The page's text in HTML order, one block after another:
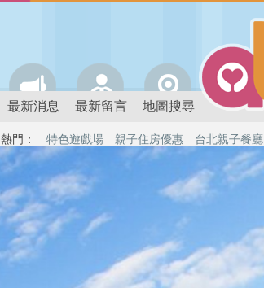
最新消息 最新留言 地圖搜尋
熱門： 特色遊戲場 親子住房優惠 台北親子餐廳